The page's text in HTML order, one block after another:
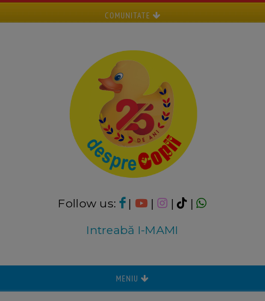
COMUNITATE
Follow us: | | |
|
Intreabă I-MAMI
MENIU